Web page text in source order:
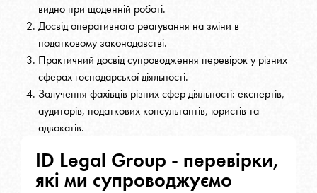
видно при щоденній роботі.
Досвід оперативного реагування на зміни в
податковому законодавстві.
Практичний досвід супроводження перевірок у різних
сферах господарської діяльності.
Залучення фахівців різних сфер діяльності: експертів,
аудиторів, податкових консультантів, юристів та
адвокатів.
ID Legal Group - перевірки,
які ми супроводжуємо